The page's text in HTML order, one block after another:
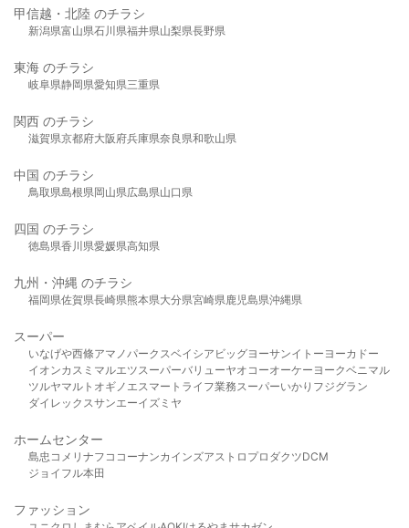
甲信越・北陸 のチラシ
新潟県富山県石川県福井県山梨県長野県
東海 のチラシ
岐阜県静岡県愛知県三重県
関西 のチラシ
滋賀県京都府大阪府兵庫県奈良県和歌山県
中国 のチラシ
鳥取県島根県岡山県広島県山口県
四国 のチラシ
徳島県香川県愛媛県高知県
九州・沖縄 のチラシ
福岡県佐賀県長崎県熊本県大分県宮崎県鹿児島県沖縄県
スーパー
いなげや西條アマノパークスベイシア ビッグヨーサンイトーヨーカドー
イオンカスミ マルエツスーパーバリューヤオコーオーケー ヨークベニマル
ツルヤマルト オギノ エスマート ライフ業務スーパーいかり フジグラン
ダイレックスサンエーイズミヤ
ホームセンター
島忠 コメリ ナフコ コーナンカインズアストロプロダクツDCM
ジョイフル本田
ファッション